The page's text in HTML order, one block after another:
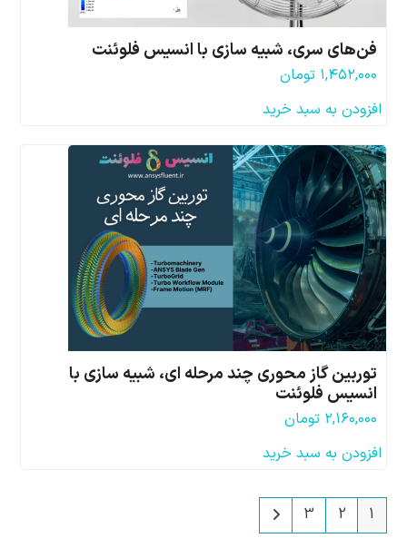
فن‌های سری، شبیه سازی با انسیس فلوئنت
۱,۴۵۲,۰۰۰ تومان
افزودن به سبد خرید
توربین گاز محوری چند مرحله ای، شبیه سازی با
انسیس فلوئنت
۲,۱۶۰,۰۰۰ تومان
افزودن به سبد خرید
1
2
3